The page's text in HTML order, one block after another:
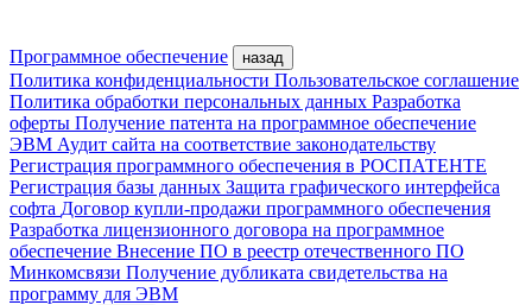
Программное обеспечение назад
Политика конфиденциальности Пользовательское соглашение
Политика обработки персональных данных Разработка
оферты Получение патента на программное обеспечение
ЭВМ Аудит сайта на соответствие законодательству
Регистрация программного обеспечения в РОСПАТЕНТЕ
Регистрация базы данных Защита графического интерфейса
софта Договор купли-продажи программного обеспечения
Разработка лицензионного договора на программное
обеспечение Внесение ПО в реестр отечественного ПО
Минкомсвязи Получение дубликата свидетельства на
программу для ЭВМ